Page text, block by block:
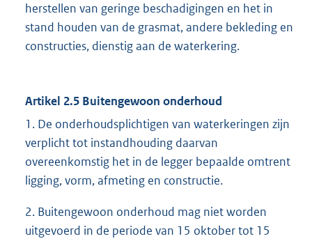
herstellen van geringe beschadigingen en het in
stand houden van de grasmat, andere bekleding en
constructies, dienstig aan de waterkering.
Artikel 2.5 Buitengewoon onderhoud
1. De onderhoudsplichtigen van waterkeringen zijn
verplicht tot instandhouding daarvan
overeenkomstig het in de legger bepaalde omtrent
ligging, vorm, afmeting en constructie.
2. Buitengewoon onderhoud mag niet worden
uitgevoerd in de periode van 15 oktober tot 15